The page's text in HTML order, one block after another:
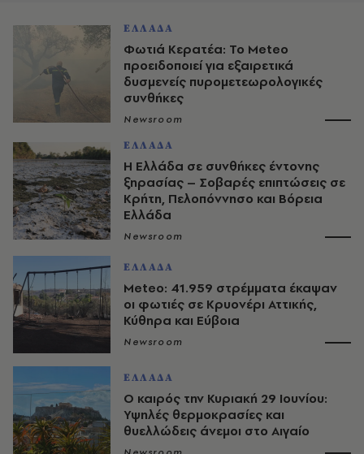
ΕΛΛΑΔΑ
Φωτιά Κερατέα: Το Meteo
προειδοποιεί για εξαιρετικά
δυσμενείς πυρομετεωρολογικές
συνθήκες
Newsroom
ΕΛΛΑΔΑ
Η Ελλάδα σε συνθήκες έντονης
ξηρασίας – Σοβαρές επιπτώσεις σε
Κρήτη, Πελοπόννησο και Βόρεια
Ελλάδα
Newsroom
ΕΛΛΑΔΑ
Meteo: 41.959 στρέμματα έκαψαν
οι φωτιές σε Κρυονέρι Αττικής,
Κύθηρα και Εύβοια
Newsroom
ΕΛΛΑΔΑ
Ο καιρός την Κυριακή 29 Ιουνίου:
Υψηλές θερμοκρασίες και
θυελλώδεις άνεμοι στο Αιγαίο